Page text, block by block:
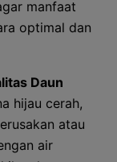
manfaat
optimal dan
Daun
hijau cerah,
atau
air